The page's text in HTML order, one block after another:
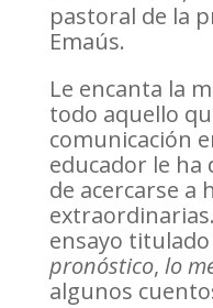
pastoral de la
Emaús.
Le encanta la
todo aquello
comunicación
educador le
de acercarse a
ensayo titulado
pronóstico, lo
algunos